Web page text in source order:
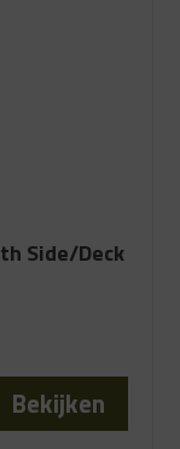
Side/Deck
Bekijken